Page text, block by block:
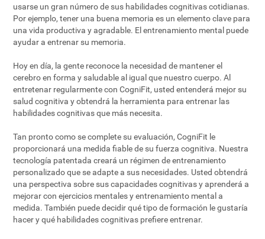
usarse un gran número de sus habilidades cognitivas cotidianas.
Por ejemplo, tener una buena memoria es un elemento clave para
una vida productiva y agradable. El entrenamiento mental puede
ayudar a entrenar su memoria.
Hoy en día, la gente reconoce la necesidad de mantener el
cerebro en forma y saludable al igual que nuestro cuerpo. Al
entretenar regularmente con CogniFit, usted entenderá mejor su
salud cognitiva y obtendrá la herramienta para entrenar las
habilidades cognitivas que más necesita.
Tan pronto como se complete su evaluación, CogniFit le
proporcionará una medida fiable de su fuerza cognitiva. Nuestra
tecnología patentada creará un régimen de entrenamiento
personalizado que se adapte a sus necesidades. Usted obtendrá
una perspectiva sobre sus capacidades cognitivas y aprenderá a
mejorar con ejercicios mentales y entrenamiento mental a
medida. También puede decidir qué tipo de formación le gustaría
hacer y qué habilidades cognitivas prefiere entrenar.